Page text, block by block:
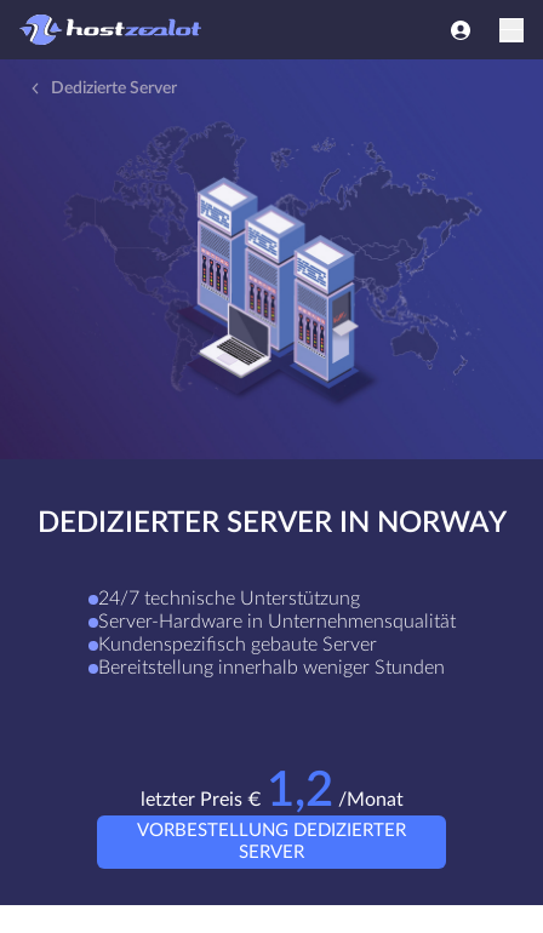
Dedizierte Server
DEDIZIERTER SERVER IN NORWAY
24/7 technische Unterstützung
Server-Hardware in Unternehmensqualität
Kundenspezifisch gebaute Server
Bereitstellung innerhalb weniger Stunden
letzter Preis € 1,2 /Monat
VORBESTELLUNG DEDIZIERTER
SERVER